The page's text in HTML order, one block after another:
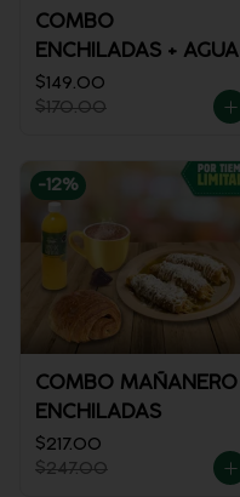
COMBO
ENCHILADAS + AGUA
$149.00
$170.00
-12%
COMBO MAÑANERO
ENCHILADAS
$217.00
$247.00